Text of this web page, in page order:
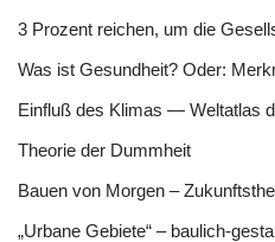
3 Prozent reichen, um die
Was ist Gesundheit? Oder:
Einfluß des Klimas — Weltatlas
Theorie der Dummheit
Bauen von Morgen –
„Urbane Gebiete“ – baulich-